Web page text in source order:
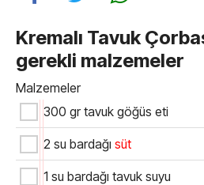
Kremalı Tavuk
gerekli malzemeler
Malzemeler
300 gr tavuk göğüs eti
2 su bardağı süt
1 su bardağı tavuk suyu